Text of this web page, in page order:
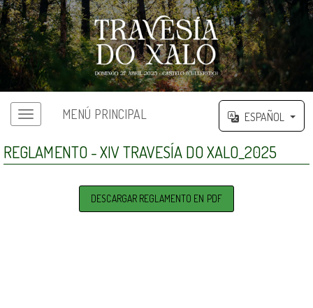
Menú principalMENÚ PRINCIPAL ESPAÑOL
REGLAMENTO - XIV TRAVESÍA DO XALO_2025
DESCARGAR REGLAMENTO EN PDF